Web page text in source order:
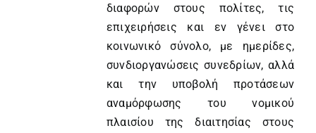
διαφορών στους πολίτες, τις
επιχειρήσεις και εν γένει στο
κοινωνικό σύνολο, με ημερίδες,
συνδιοργανώσεις συνεδρίων, αλλά
και την υποβολή προτάσεων
αναμόρφωσης του νομικού
πλαισίου της διαιτησίας στους